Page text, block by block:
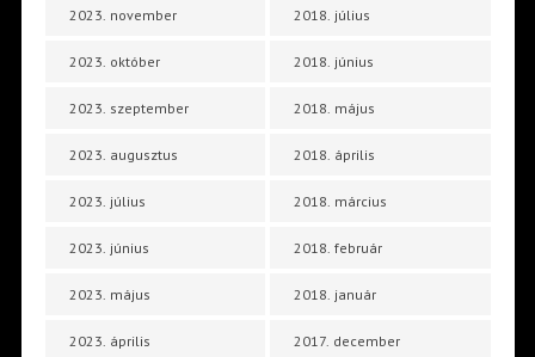
2023. november
2023. október
2023. szeptember
2023. augusztus
2023. július
2023. június
2023. május
2023. április
2018. július
2018. június
2018. május
2018. április
2018. március
2018. február
2018. január
2017. december